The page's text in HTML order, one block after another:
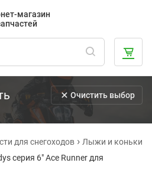
магазин
Очистить выбор
для снегоходов
Лыжи и коньки
серия 6" Ace Runner для